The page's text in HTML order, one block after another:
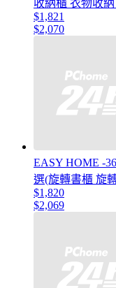
收納櫃 衣物收
$1,821
$2,070
EASY HOME -
選(旋轉書櫃 旋
$1,820
$2,069